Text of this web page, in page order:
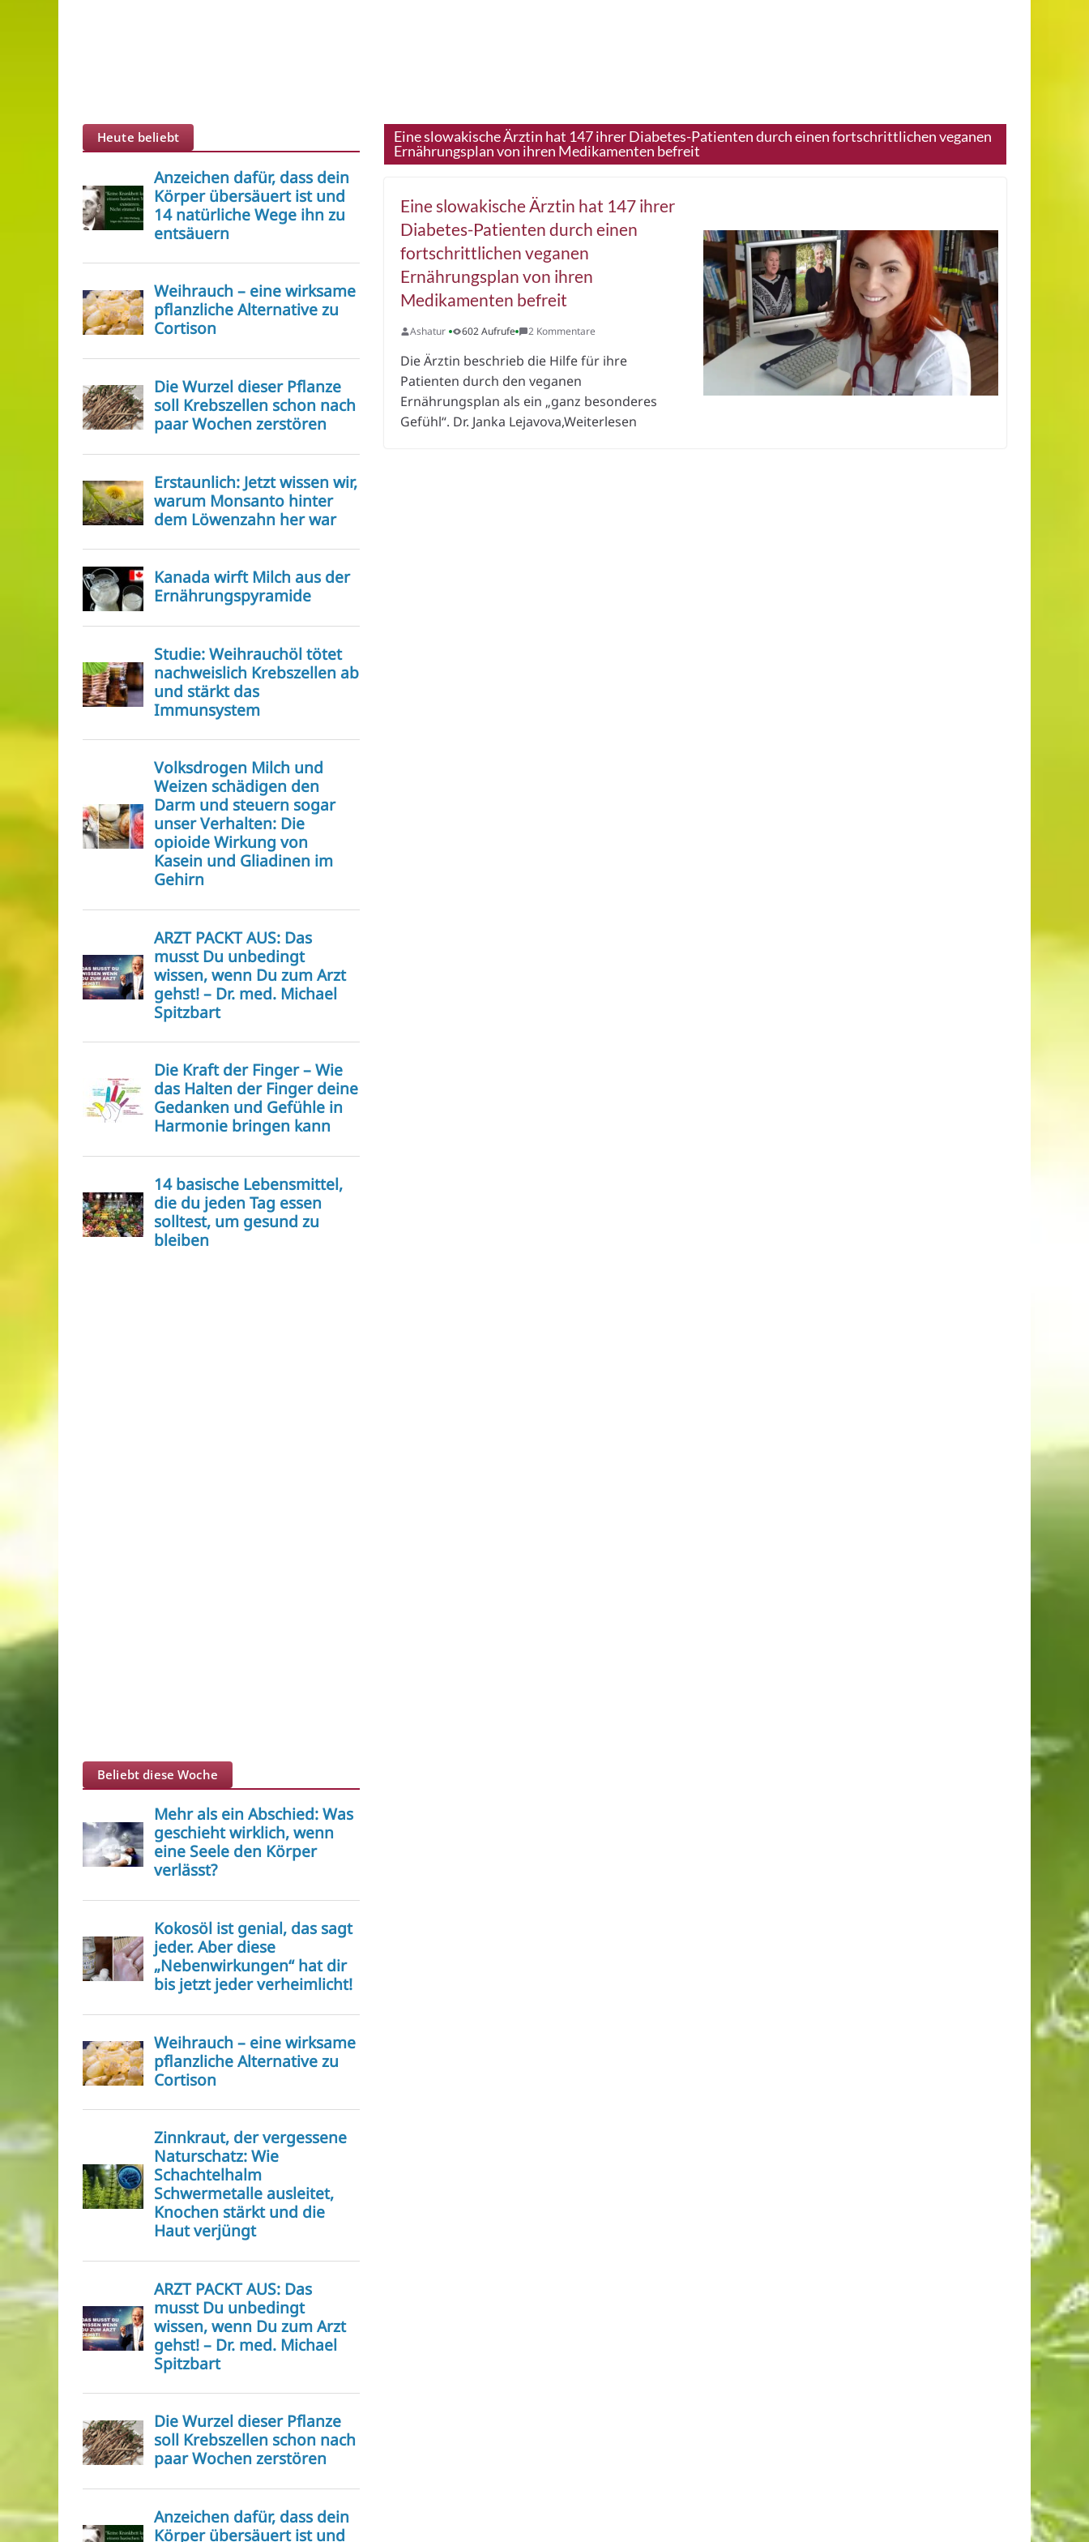
Eine slowakische Ärztin hat 147 ihrer Diabetes-Patienten durch einen fortschrittlichen veganen
Ernährungsplan von ihren Medikamenten befreit
Eine slowakische Ärztin hat 147 ihrer
Diabetes-Patienten durch einen
fortschrittlichen veganen
Ernährungsplan von ihren
Medikamenten befreit
Ashatur 602 Aufrufe 2 Kommentare
Die Ärztin beschrieb die Hilfe für ihre
Patienten durch den veganen
Ernährungsplan als ein „ganz besonderes
Gefühl“. Dr. Janka Lejavova,Weiterlesen
Heute beliebt
Beliebt diese Woche